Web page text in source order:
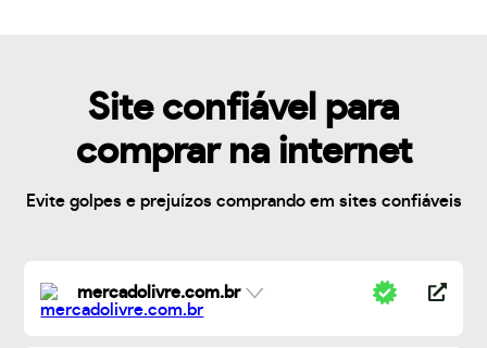
Site confiável para
comprar na internet
Evite golpes e prejuízos comprando em sites confiáveis
mercadolivre.com.br